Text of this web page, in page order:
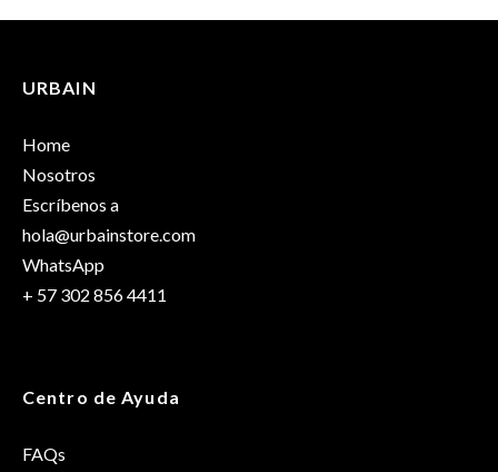
URBAIN
Home
Nosotros
Escríbenos a
hola@urbainstore.com
WhatsApp
+ 57 302 856 4411
Centro de Ayuda
FAQs